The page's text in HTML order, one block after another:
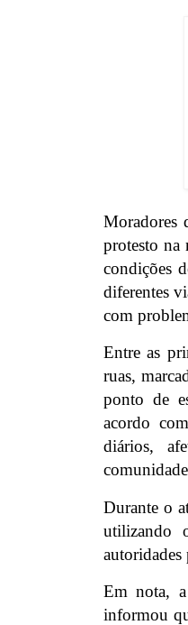
Moradores
protesto na
condições
diferentes
com
Entre as
ruas,
ponto de
acordo
diários,
Durante o
utilizando
autoridades
Em nota,
informou